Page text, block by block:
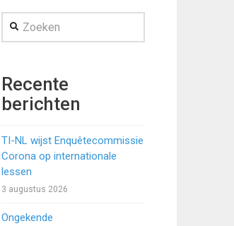
Zoeken
Recente
berichten
TI-NL wijst Enquêtecommissie
Corona op internationale
lessen
3 augustus 2026
Ongekende